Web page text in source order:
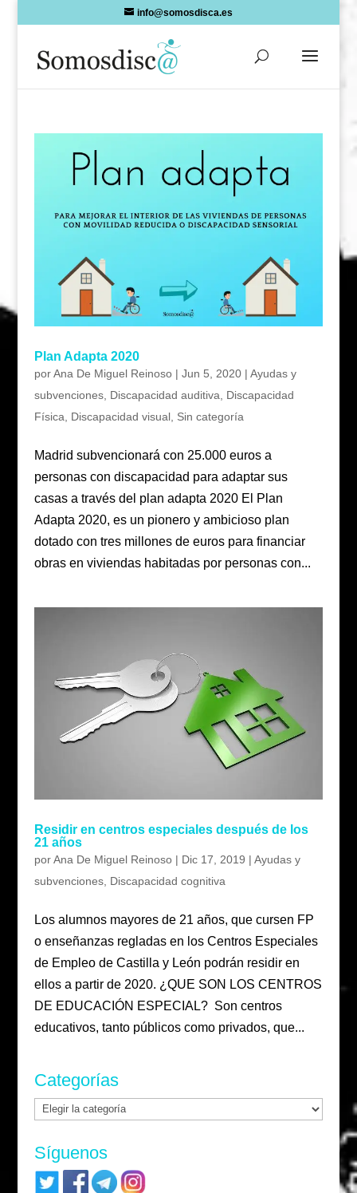
info@somosdisca.es
Plan Adapta 2020
porAna De Miguel Reinoso| Jun 5, 2020| Ayudas y
subvenciones, Discapacidad auditiva
Discapacidad
Física
Discapacidad visual, Sin categoría
Madrid subvencionará con 25.000 euros a
personas con discapacidad para adaptar sus
casas a través del plan adapta 2020 El Plan
Adapta 2020, es un pionero y ambicioso plan
dotado con tres millones de euros para financiar
obras en viviendas habitadas por personas con...
Residir en centros especiales después de los
21 años
porAna De Miguel Reinoso| Dic 17, 2019 | Ayudas y
subvenciones, Discapacidad cognitiva
Los alumnos mayores de 21 años, que cursen FP
o enseñanzas regladas en los Centros Especiales
de Empleo de Castilla y León podrán residir en
ellos a partir de 2020. ¿QUE SON LOS CENTROS
DE EDUCACIÓN ESPECIAL? Son centros
educativos, tanto públicos como privados, que...
Categorías
Categorías
Síguenos